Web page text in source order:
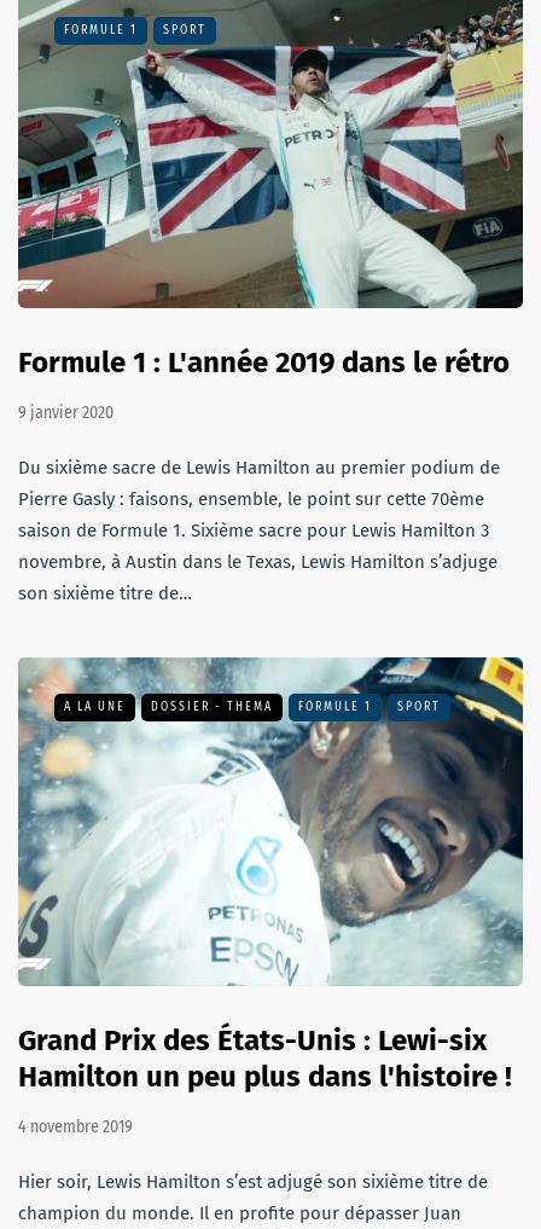
FORMULE 1 SPORT
Formule 1 : L'année 2019 dans le rétro
9 janvier 2020
Du sixième sacre de Lewis Hamilton au premier podium de
Pierre Gasly : faisons, ensemble, le point sur cette 70ème
saison de Formule 1. Sixième sacre pour Lewis Hamilton 3
novembre, à Austin dans le Texas, Lewis Hamilton s’adjuge
son sixième titre de…
A LA UNE DOSSIER - THEMA FORMULE 1 SPORT
Grand Prix des États-Unis : Lewi-six
Hamilton un peu plus dans l'histoire !
4 novembre 2019
Hier soir, Lewis Hamilton s’est adjugé son sixième titre de
champion du monde. Il en profite pour dépasser Juan